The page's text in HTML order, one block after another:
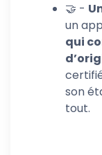
🤝 -
un
qui
son
tout.